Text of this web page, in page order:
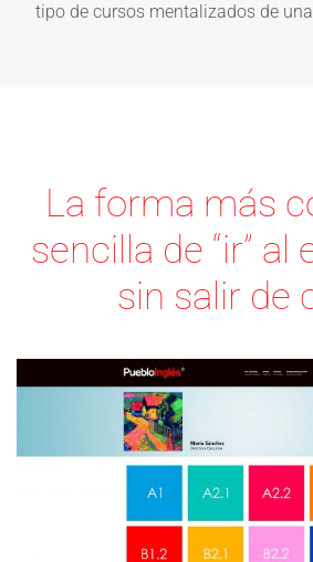
tipo de cursos mentalizados de
La forma más
sencilla de “ir” al
sin salir de